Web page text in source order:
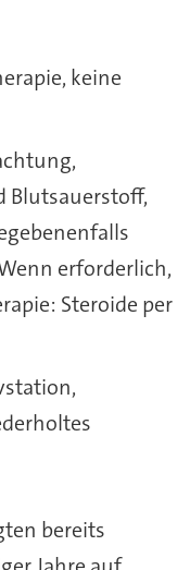
keine
Blutsauerstoff,
erforderlich,
Steroide per
bereits